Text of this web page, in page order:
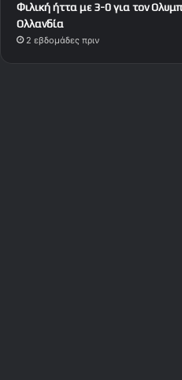
Φιλική ήττα με 3-0 για τον
Ολλανδία
2 εβδομάδες πριν